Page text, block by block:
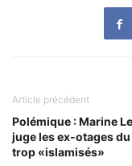
Article précédent
Polémique : Marine
juge les ex-otages
trop «islamisés»